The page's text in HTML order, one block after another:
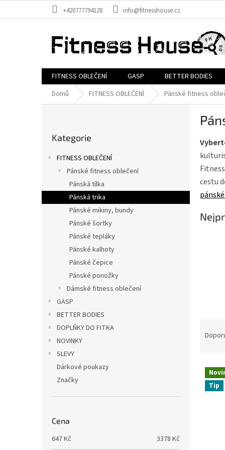
+420777794128 info@fitnesshouse.cz
FITNESS OBLEČENÍ GASP BETTER BODIES
Domů
FITNESS OBLEČENÍ Pánské fitness
kategorie
Kategorie
FITNESS OBLEČENÍ
Pánské fitness oblečení
Pánská tílka
Pánská trika
Pánské mikiny, bundy
Pánské šortky
Pánské tepláky
Pánské kalhoty
Pánské čepice
Pánské ponožky
Dámské fitness oblečení
GASP
BETTER BODIES
DOPLŇKY DO FITKA
NOVINKY
SLEVY
Dárkové poukazy
Značky
Cena
647Kč 3378 Kč
cestu
n
p
V
p Tip